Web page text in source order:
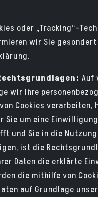
oder „Tracking“-
wir Sie
Auf
wir Ihre
Cookies verarbeiten,
Sie um eine
und Sie in die Nutzung
ist die
Daten die erklärte
die mithilfe von
auf Grundlage